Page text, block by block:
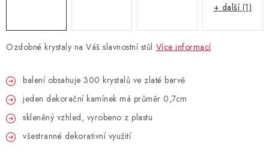
LAMPIONY
OSLAVA PODLE BAREV
PARTY FOTOKOUTEK
Ozdobné krystaly na Váš slavnostní stůl Více informací
balení obsahuje 300 krystalů ve zlaté barvě
jeden dekorační kamínek má průměr 0,7cm
skleněný vzhled, vyrobeno z plastu
všestranné dekorativní využití
+ další (1)